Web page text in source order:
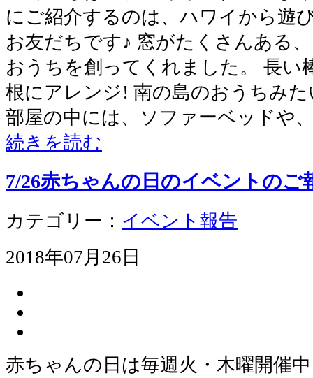
にご紹介するのは、ハワイから遊
お友だちです♪ 窓がたくさんある
おうちを創ってくれました。 長い
根にアレンジ! 南の島のおうちみ
部屋の中には、ソファーベッドや
続きを読む
7/26赤ちゃんの日のイベントのご
カテゴリー： イベント報告
2018年07月26日
赤ちゃんの日は毎週火・木曜開催